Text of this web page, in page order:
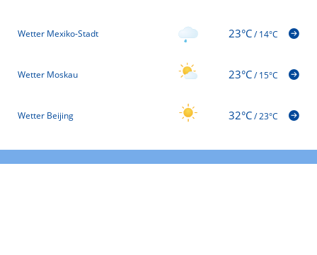
Wetter Mexiko-Stadt 23°C/14°C
Wetter Moskau 23°C/15°C
Wetter Beijing 32°C/23°C